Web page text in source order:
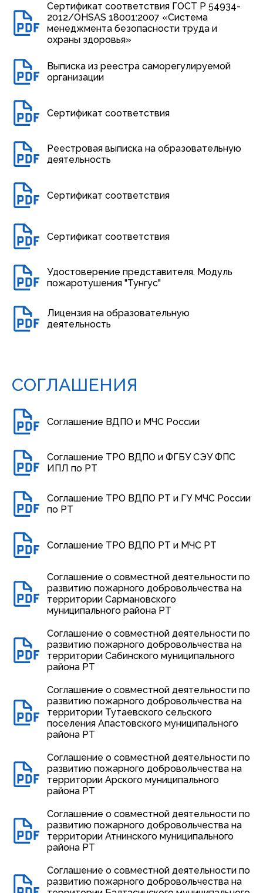
Сертификат соответствия ГОСТ Р 54934-
2012/OHSAS 18001:2007 «Система
менеджмента безопасности труда и
охраны здоровья»
Выписка из реестра саморегулируемой
организации
Сертификат соответствия
Реестровая выписка на образовательную
деятельность
Сертификат соответствия
Сертификат соответствия
Удостоверение представителя. Модуль
пожаротушения "Тунгус"
Лицензия на образовательную
деятельность
СОГЛАШЕНИЯ
Соглашение ВДПО и МЧС России
Соглашение ТРО ВДПО и ФГБУ СЭУ ФПС
ИПЛ по РТ
Соглашение ТРО ВДПО РТ и ГУ МЧС России
по РТ
Соглашение ТРО ВДПО РТ и МЧС РТ
Соглашение о совместной деятельности по
развитию пожарного добровольчества на
территории Сармановского
муниципального района РТ
Соглашение о совместной деятельности по
развитию пожарного добровольчества на
территории Сабинского муниципального
района РТ
Соглашение о совместной деятельности по
развитию пожарного добровольчества на
территории Тутаевского сельского
поселения Апастовского муниципального
района РТ
Соглашение о совместной деятельности по
развитию пожарного добровольчества на
территории Арского муниципального
района РТ
Соглашение о совместной деятельности по
развитию пожарного добровольчества на
территории Атнинского муниципального
района РТ
Соглашение о совместной деятельности по
развитию пожарного добровольчества на